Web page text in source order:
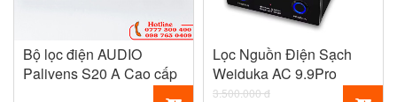
Bộ lọc điện AUDIO
Palivens S20 A Cao cấp
Lọc Nguồn Điện Sạch
Weiduka AC 9.9Pro
3.500.000 đ